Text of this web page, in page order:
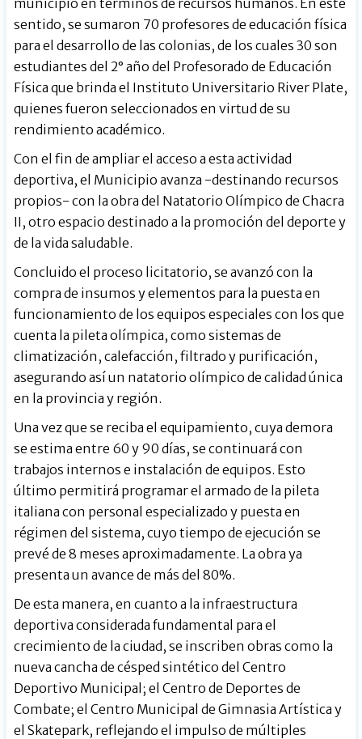
sentido, se sumaron 70 profesores de educación física
para el desarrollo de las colonias, de los cuales 30 son
estudiantes del 2° año del Profesorado de Educación
Física que brinda el Instituto Universitario River Plate,
quienes fueron seleccionados en virtud de su
rendimiento académico.
Con el fin de ampliar el acceso a esta actividad
deportiva, el Municipio avanza -destinando recursos
propios- con la obra del Natatorio Olímpico de Chacra
II, otro espacio destinado a la promoción del deporte y
de la vida saludable.
Concluido el proceso licitatorio, se avanzó con la
compra de insumos y elementos para la puesta en
funcionamiento de los equipos especiales con los que
cuenta la pileta olímpica, como sistemas de
climatización, calefacción, filtrado y purificación,
asegurando así un natatorio olímpico de calidad única
en la provincia y región.
Una vez que se reciba el equipamiento, cuya demora
se estima entre 60 y 90 días, se continuará con
trabajos internos e instalación de equipos. Esto
último permitirá programar el armado de la pileta
italiana con personal especializado y puesta en
régimen del sistema, cuyo tiempo de ejecución se
prevé de 8 meses aproximadamente. La obra ya
presenta un avance de más del 80%.
De esta manera, en cuanto a la infraestructura
deportiva considerada fundamental para el
crecimiento de la ciudad, se inscriben obras como la
nueva cancha de césped sintético del Centro
Deportivo Municipal; el Centro de Deportes de
Combate; el Centro Municipal de Gimnasia Artística y
el Skatepark, reflejando el impulso de múltiples